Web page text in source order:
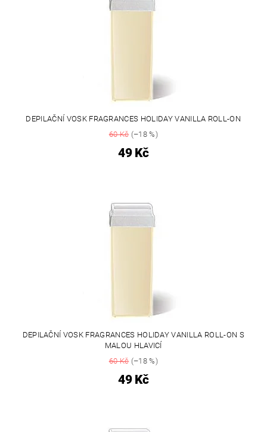
DEPILAČNÍ VOSK FRAGRANCES HOLIDAY VANILLA ROLL-ON
60 Kč(–18 %)
49 Kč
DEPILAČNÍ VOSK FRAGRANCES HOLIDAY VANILLA ROLL-ON S
MALOU HLAVICÍ
60 Kč(–18 %)
49 Kč